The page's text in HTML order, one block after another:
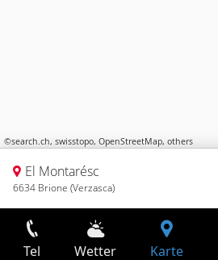
©search.ch, swisstopo, OpenStreetMap, others
El Montarésc
6634 Brione (Verzasca)
Tel Wetter Karte